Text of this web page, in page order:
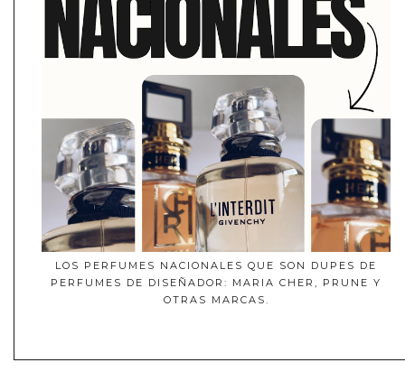
LOS PERFUMES NACIONALES QUE SON DUPES DE
PERFUMES DE DISEÑADOR: MARIA CHER, PRUNE Y
OTRAS MARCAS.